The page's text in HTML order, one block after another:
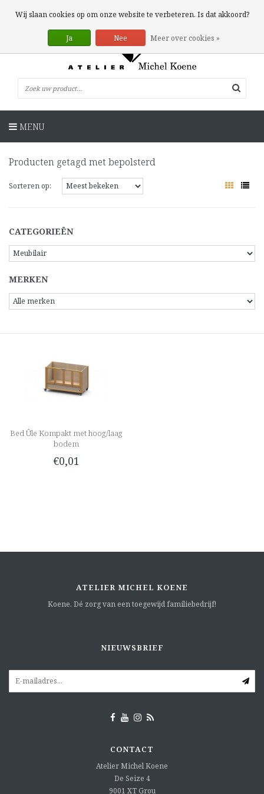
0 Artikelen
MENU
Producten getagd met bepolsterd
Sorteren op:
CATEGORIEËN
MERKEN
Bed Ûle Kompakt met hoog/laag
bodem
€0,01
ATELIER MICHEL KOENE
Koene. Dé zorg van een toegewijd familiebedrijf!
NIEUWSBRIEF
CONTACT
Atelier Michel Koene
De Seize 4
9001 XT Grou
Wij slaan cookies op om onze website te verbeteren. Is dat akkoord?
Ja Nee Meer over cookies »